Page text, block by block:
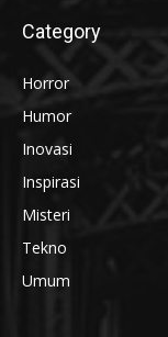
Category
Horror
Humor
Inovasi
Inspirasi
Misteri
Tekno
Umum